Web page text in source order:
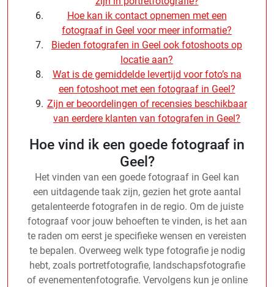
Hoe kan ik contact opnemen met een
fotograaf in Geel voor meer informatie?
Bieden fotografen in Geel ook fotoshoots op
locatie aan?
Wat is de gemiddelde levertijd voor foto’s na
een fotoshoot met een fotograaf in Geel?
Zijn er beoordelingen of recensies beschikbaar
van eerdere klanten van fotografen in Geel?
Hoe vind ik een goede fotograaf in
Geel?
Het vinden van een goede fotograaf in Geel kan
een uitdagende taak zijn, gezien het grote aantal
getalenteerde fotografen in de regio. Om de juiste
fotograaf voor jouw behoeften te vinden, is het aan
te raden om eerst je specifieke wensen en vereisten
te bepalen. Overweeg welk type fotografie je nodig
hebt, zoals portretfotografie, landschapsfotografie
of evenementenfotografie. Vervolgens kun je online